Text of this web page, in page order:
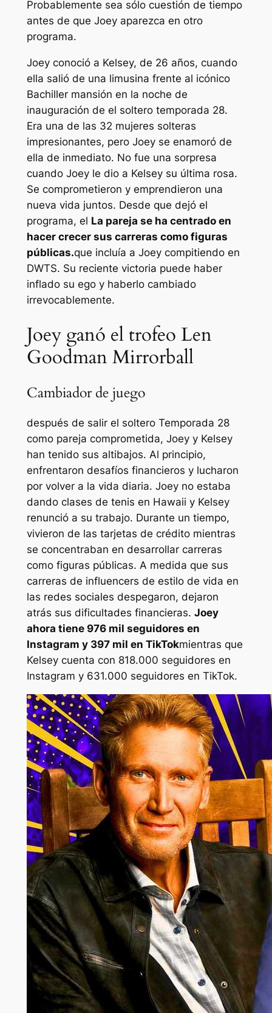
Probablemente sea sólo cuestión de tiempo
antes de que Joey aparezca en otro
programa.
Joey conoció a Kelsey, de 26 años, cuando
ella salió de una limusina frente al icónico
Bachillermansión en la noche de
inauguración de el solterotemporada 28.
Era una de las 32 mujeres solteras
impresionantes, pero Joey se enamoró de
ella de inmediato. No fue una sorpresa
cuando Joey le dio a Kelsey su última rosa.
Se comprometieron y emprendieron una
nueva vida juntos. Desde que dejó el
programa, el La pareja se ha centrado en
hacer crecer sus carreras como figuras
públicas.que incluía a Joey compitiendo en
DWTS. Su reciente victoria puede haber
inflado su ego y haberlo cambiado
irrevocablemente.
Joey ganó el trofeo Len
Goodman Mirrorball
Cambiador de juego
después de salir el solteroTemporada 28
como pareja comprometida, Joey y Kelsey
han tenido sus altibajos. Al principio,
enfrentaron desafíos financieros y lucharon
por volver a la vida diaria. Joey no estaba
dando clases de tenis en Hawaii y Kelsey
renunció a su trabajo. Durante un tiempo,
vivieron de las tarjetas de crédito mientras
se concentraban en desarrollar carreras
como figuras públicas. A medida que sus
carreras de influencers de estilo de vida en
las redes sociales despegaron, dejaron
atrás sus dificultades financieras. Joey
ahora tiene 976 mil seguidores en
Instagram y 397 mil en TikTokmientras que
Kelsey cuenta con 818.000 seguidores en
Instagram y 631.000 seguidores en TikTok.